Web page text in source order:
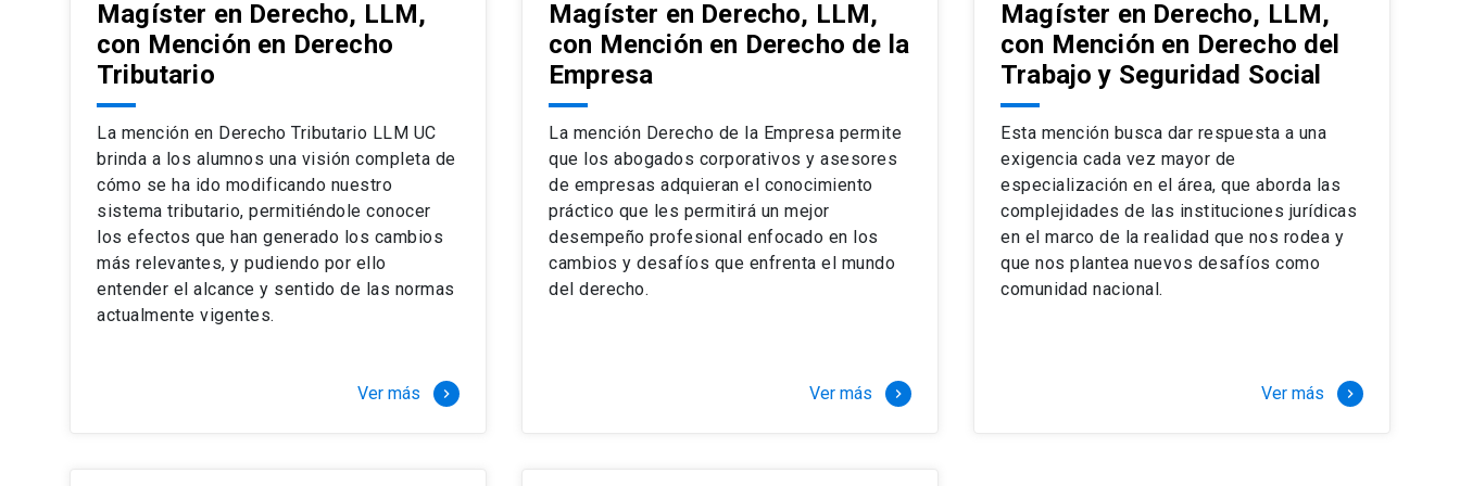
Magíster en Derecho, LLM,
con Mención en Derecho
Tributario
La mención en Derecho Tributario LLM UC
brinda a los alumnos una visión completa de
cómo se ha ido modificando nuestro
sistema tributario, permitiéndole conocer
los efectos que han generado los cambios
más relevantes, y pudiendo por ello
entender el alcance y sentido de las normas
actualmente vigentes.
Ver más keyboard_arrow_right
Magíster en Derecho, LLM,
con Mención en Derecho de la
Empresa
La mención Derecho de la Empresa permite
que los abogados corporativos y asesores
de empresas adquieran el conocimiento
práctico que les permitirá un mejor
desempeño profesional enfocado en los
cambios y desafíos que enfrenta el mundo
del derecho.
Ver más keyboard_arrow_right
Magíster en Derecho, LLM,
con Mención en Derecho del
Trabajo y Seguridad Social
Esta mención busca dar respuesta a una
exigencia cada vez mayor de
especialización en el área, que aborda las
complejidades de las instituciones jurídicas
en el marco de la realidad que nos rodea y
que nos plantea nuevos desafíos como
comunidad nacional.
Ver más keyboard_arrow_right